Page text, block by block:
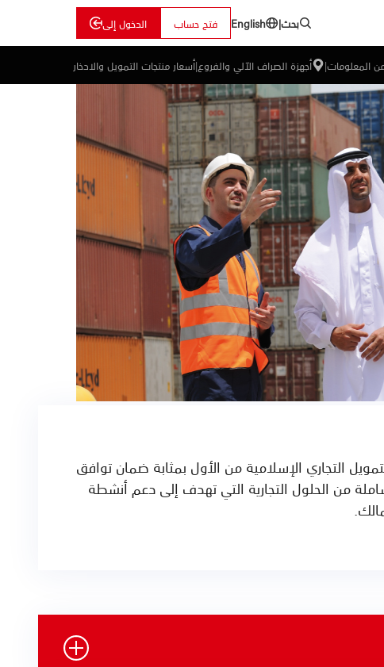
بحث|
English فتح حساب الدخول إلى
المعلومات| أجهزة الصراف الآلي والفروع|أسعار منتجات التمويل والادخار
التجاري الإسلامية من الأول بمثابة ضمان توافق
من الحلول التجارية التي تهدف إلى دعم أنشطة